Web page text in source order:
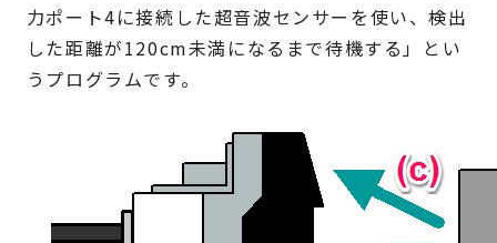
力ポート4に接続した超音波センサーを使い、検出
した距離が120cm未満になるまで待機する」とい
うプログラムです。